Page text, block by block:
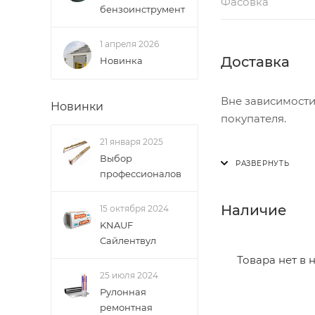
Доставка
Вне
покупателя.
Итоговая
- количества
Наличие
Товара нет в
бензоинструмент
1 апреля 2026
Новинка
Новинки
21 января 2025
Выбор
профессионалов
15 октября 2024
KNAUF
Сайлентвул
25 июля 2024
Рулонная
ремонтная